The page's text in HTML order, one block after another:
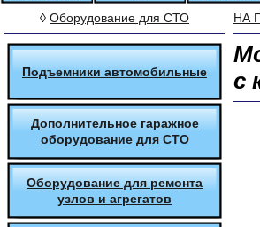
◊ Оборудование для СТО
Подъемники автомобильные
Дополнительное гаражное
оборудование для СТО
Оборудование для ремонта
узлов и агрегатов
НА
с